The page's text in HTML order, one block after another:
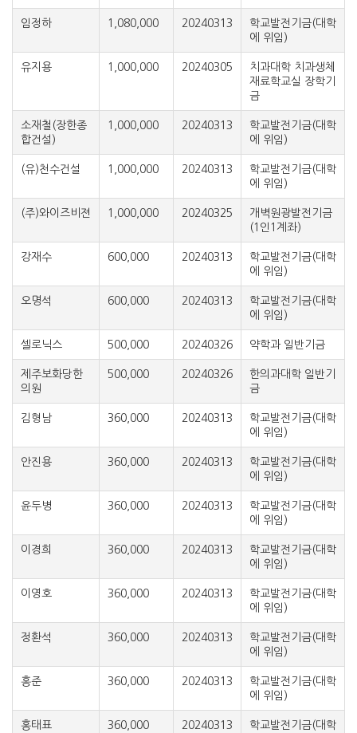
임정하 1,080,000 20240313
학교발전기금(대학
에 위임)
유지용 1,000,000 20240305
치과대학 치과생체
재료학교실 장학기
금
소재철(장한종
합건설)
1,000,000 20240313
학교발전기금(대학
에 위임)
(유)천수건설 1,000,000 20240313
학교발전기금(대학
에 위임)
(주)와이즈비젼 1,000,000 20240325
개벽원광발전기금
(1인1계좌)
강재수 600,000 20240313
학교발전기금(대학
에 위임)
오명석 600,000 20240313
학교발전기금(대학
에 위임)
셀로닉스 500,000 20240326 약학과 일반기금
제주보화당한
의원
500,000 20240326
한의과대학 일반기
금
김형남 360,000 20240313
학교발전기금(대학
에 위임)
안진용 360,000 20240313
학교발전기금(대학
에 위임)
윤두병 360,000 20240313
학교발전기금(대학
에 위임)
이경희 360,000 20240313
학교발전기금(대학
에 위임)
이영호 360,000 20240313
학교발전기금(대학
에 위임)
정환석 360,000 20240313
학교발전기금(대학
에 위임)
홍준 360,000 20240313
학교발전기금(대학
에 위임)
홍태표 360,000 20240313
학교발전기금(대학